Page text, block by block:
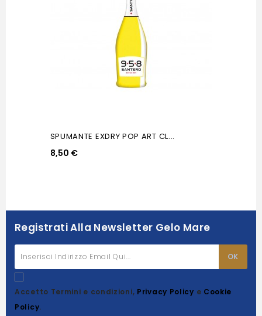
SPUMANTE EXDRY POP ART CL...
8,50 €
Registrati Alla Newsletter Gelo Mare
Accetto Termini e condizioni, Privacy Policy e Cookie
Policy.